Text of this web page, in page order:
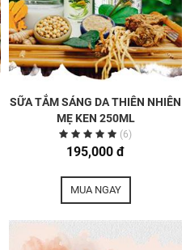
SỮA TẮM SÁNG DA THIÊN NHIÊN
MẸ KEN 250ML
(6)
195,000 đ
MUA NGAY